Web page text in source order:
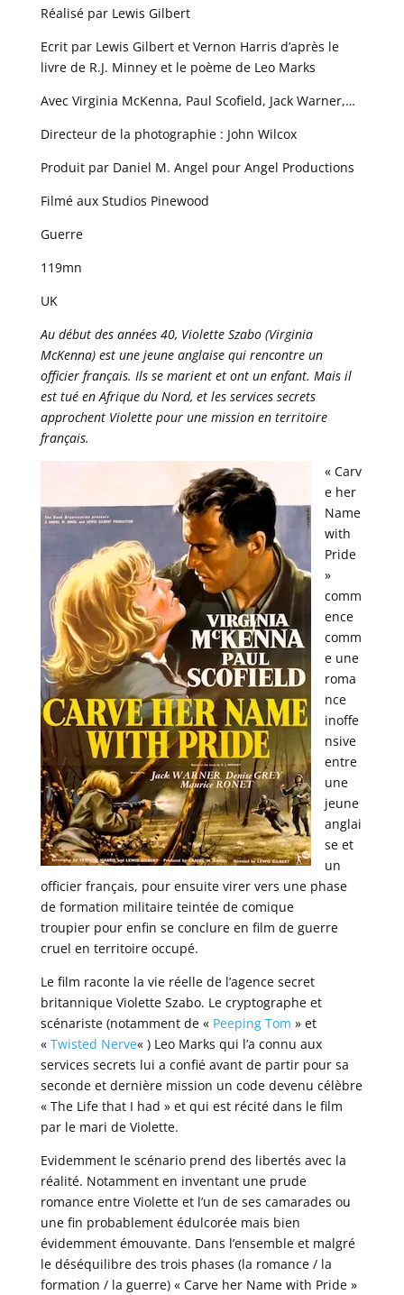
Réalisé par Lewis Gilbert
Ecrit par Lewis Gilbert et Vernon Harris d’après le
livre de R.J. Minney et le poème de Leo Marks
Avec Virginia McKenna, Paul Scofield, Jack Warner,…
Directeur de la photographie : John Wilcox
Produit par Daniel M. Angel pour Angel Productions
Filmé aux Studios Pinewood
Guerre
119mn
UK
Au début des années 40, Violette Szabo (Virginia
McKenna) est une jeune anglaise qui rencontre un
officier français. Ils se marient et ont un enfant. Mais il
est tué en Afrique du Nord, et les services secrets
approchent Violette pour une mission en territoire
français.
« Carv
e her
Name
with
Pride
»
comm
ence
comm
e une
roma
nce
inoffe
nsive
entre
une
jeune
anglai
se et
un
officier français, pour ensuite virer vers une phase
de formation militaire teintée de comique
troupier pour enfin se conclure en film de guerre
cruel en territoire occupé.
Le film raconte la vie réelle de l’agence secret
britannique Violette Szabo. Le cryptographe et
scénariste (notamment de « Peeping Tom » et
« Twisted Nerve« ) Leo Marks qui l’a connu aux
services secrets lui a confié avant de partir pour sa
seconde et dernière mission un code devenu célèbre
« The Life that I had » et qui est récité dans le film
par le mari de Violette.
Evidemment le scénario prend des libertés avec la
réalité. Notamment en inventant une prude
romance entre Violette et l’un de ses camarades ou
une fin probablement édulcorée mais bien
évidemment émouvante. Dans l’ensemble et malgré
le déséquilibre des trois phases (la romance / la
formation / la guerre) « Carve her Name with Pride »